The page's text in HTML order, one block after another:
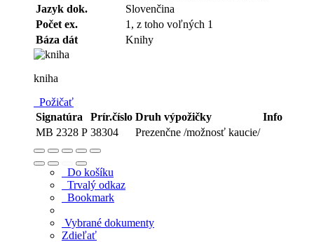
Jazyk dok.
Slovenčina
Počet ex.
1, z toho voľných 1
Báza dát
Knihy
kniha
Požičať
Signatúra
Prír.číslo Druh výpožičky
Info
MB 2328 P 38304 Prezenčne /možnosť kaucie/
Do košíku
Trvalý odkaz
Bookmark
Vybrané dokumenty
Zdieľať